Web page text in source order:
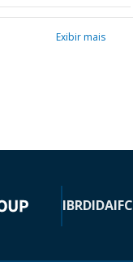
Exibir mais
IBRDIDAIFC